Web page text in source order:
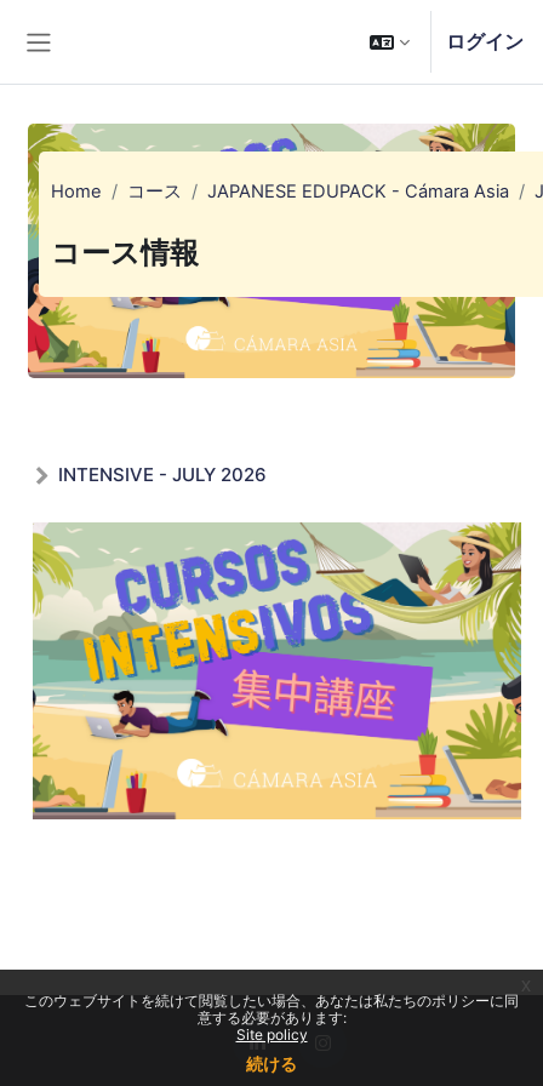
ログイン
Home コース JAPANESE EDUPACK - Cámara Asia
コース情報
INTENSIVE - JULY 2026
このウェブサイトを続けて閲覧したい場合、あなたは私たちのポリシーに同
意する必要があります:
Site policy
続ける